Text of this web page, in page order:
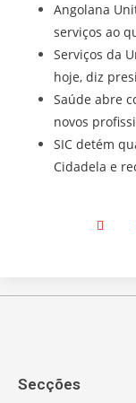
Angolana
serviços ao
Serviços da
hoje, diz
Saúde abre
novos
SIC detém
Cidadela e
Secções